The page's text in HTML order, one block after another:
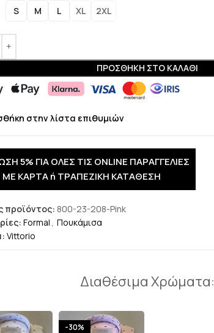
S M L XL 2XL
ΠΡΟΣΘΉΚΗ ΣΤΟ ΚΑΛΆΘΙ
στην λίστα επιθυμιών
5% ΓΙΑ ΟΛΕΣ ΤΙΣ ONLINE ΠΑΡΑΓΓΕΛΙΕΣ
ΜΕ ΚΑΡΤΑ ή ΤΡΑΠΕΖΙΚΗ ΚΑΤΑΘΕΣΗ
προϊόντος: 800-23-208-Pink
Formal , Πουκάμισα
Vittorio
Διαθέσιμα Χρώματα:
-30%